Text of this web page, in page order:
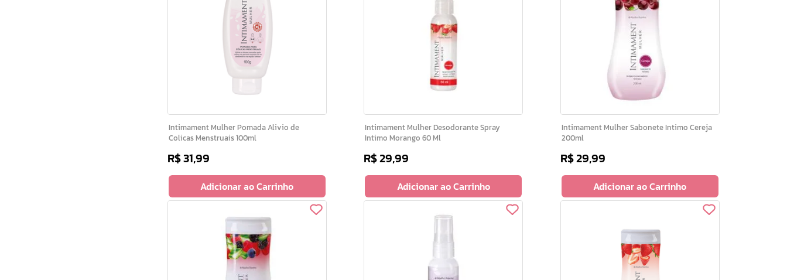
Intimament Mulher Pomada Alivio de
Colicas Menstruais 100ml
R$31,99
Adicionar ao Carrinho
Intimament Mulher Desodorante Spray
Intimo Morango 60 Ml
R$29,99
Adicionar ao Carrinho
Intimament Mulher Sabonete Intimo Cereja
200ml
R$29,99
Adicionar ao Carrinho